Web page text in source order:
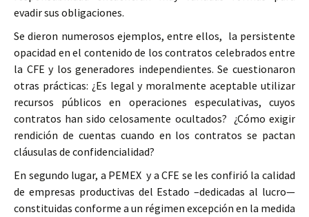
evadir sus obligaciones.
Se dieron numerosos ejemplos, entre ellos, la persistente
opacidad en el contenido de los contratos celebrados entre
la CFE y los generadores independientes. Se cuestionaron
otras prácticas: ¿Es legal y moralmente aceptable utilizar
recursos públicos en operaciones especulativas, cuyos
contratos han sido celosamente ocultados? ¿Cómo exigir
rendición de cuentas cuando en los contratos se pactan
cláusulas de confidencialidad?
En segundo lugar, a PEMEX y a CFE se les confirió la calidad
de empresas productivas del Estado –dedicadas al lucro—
constituidas conforme a un régimen excepción en la medida